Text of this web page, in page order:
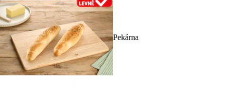
Pekárna